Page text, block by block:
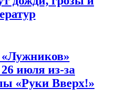
«Лужников»
июля из-за
«Руки Вверх!»